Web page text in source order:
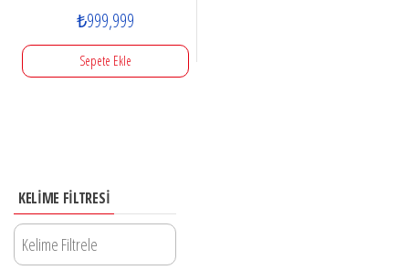
₺999,999
Sepete Ekle
KELIME FILTRESI